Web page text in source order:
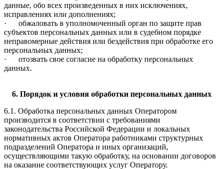
данные, обо всех произведенных в них исключениях,
исправлениях или дополнениях;
· обжаловать в уполномоченный орган по защите прав
субъектов персональных данных или в судебном порядке
неправомерные действия или бездействия при обработке его
персональных данных;
· отозвать свое согласие на обработку персональных
данных.
6. Порядок и условия обработки персональных данных
6.1. Обработка персональных данных Оператором
производится в соответствии с требованиями
законодательства Российской Федерации и локальных
нормативных актов Оператора работниками структурных
подразделений Оператора и иных организаций,
осуществляющими такую обработку, на основании договоров
на оказание соответствующих услуг Оператору.